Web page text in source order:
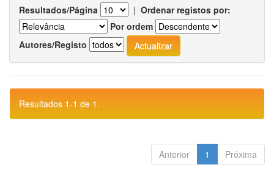
Resultados/Página | Ordenar registos por:
Por ordem
Autores/Registo
Resultados 1-1 de 1.
Anterior 1 Próxima